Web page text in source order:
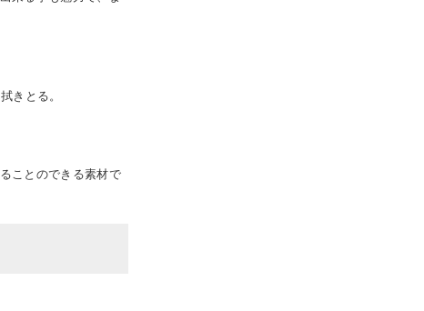
きとる。
ことのできる素材で